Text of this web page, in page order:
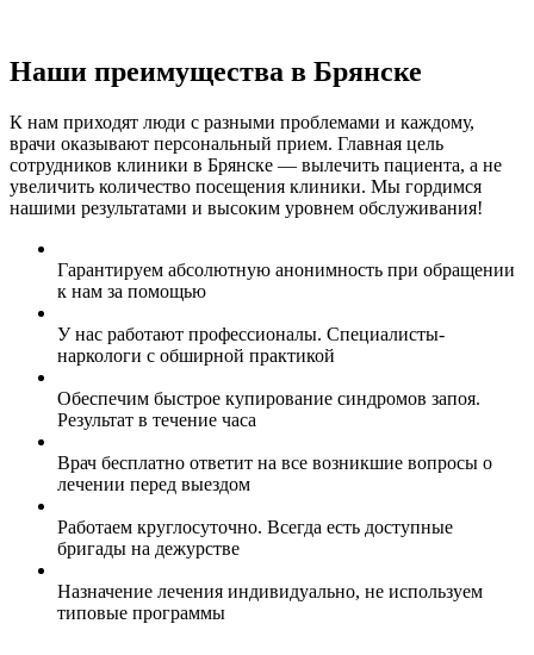
Наши преимущества в Брянске
К нам приходят люди с разными проблемами и каждому,
врачи оказывают персональный прием. Главная цель
сотрудников клиники в Брянске — вылечить пациента, а не
увеличить количество посещения клиники. Мы гордимся
нашими результатами и высоким уровнем обслуживания!
Гарантируем абсолютную анонимность при обращении
к нам за помощью
У нас работают профессионалы. Специалисты-
наркологи с обширной практикой
Обеспечим быстрое купирование синдромов запоя.
Результат в течение часа
Врач бесплатно ответит на все возникшие вопросы о
лечении перед выездом
Работаем круглосуточно. Всегда есть доступные
бригады на дежурстве
Назначение лечения индивидуально, не используем
типовые программы